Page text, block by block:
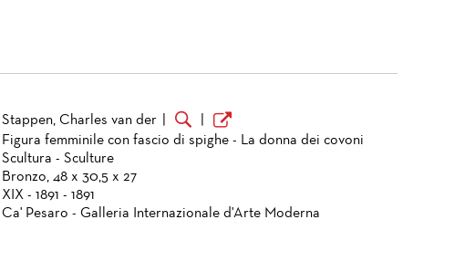
Stappen, Charles van der
Figura femminile con fascio di spighe - La donna dei covoni
Scultura - Sculture
Bronzo, 48 x 30,5 x 27
XIX - 1891 - 1891
Ca' Pesaro - Galleria Internazionale d'Arte Moderna